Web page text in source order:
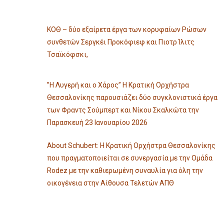
ΚΟΘ – δύο εξαίρετα έργα των κορυφαίων Ρώσων
συνθετών Σεργκέι Προκόφιεφ και Πιοτρ Ίλιτς
Τσαϊκόφσκι,
”Η Λυγερή και ο Χάρος” Η Κρατική Ορχήστρα
Θεσσαλονίκης παρουσιάζει δύο συγκλονιστικά έργα
των Φραντς Σούμπερτ και Νίκου Σκαλκώτα την
Παρασκευή 23 Ιανουαρίου 2026
About Schubert: Η Κρατική Ορχήστρα Θεσσαλονίκης
που πραγματοποιείται σε συνεργασία με την Ομάδα
Rodez με την καθιερωμένη συναυλία για όλη την
οικογένεια στην Αίθουσα Τελετών ΑΠΘ